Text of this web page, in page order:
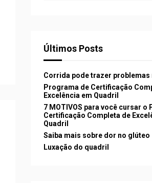
Últimos Posts
Corrida pode trazer problemas
Programa de Certificação
Excelência em Quadril
7 MOTIVOS para você cursar o
Certificação Completa de
Quadril
Saiba mais sobre dor no glúteo
Luxação do quadril